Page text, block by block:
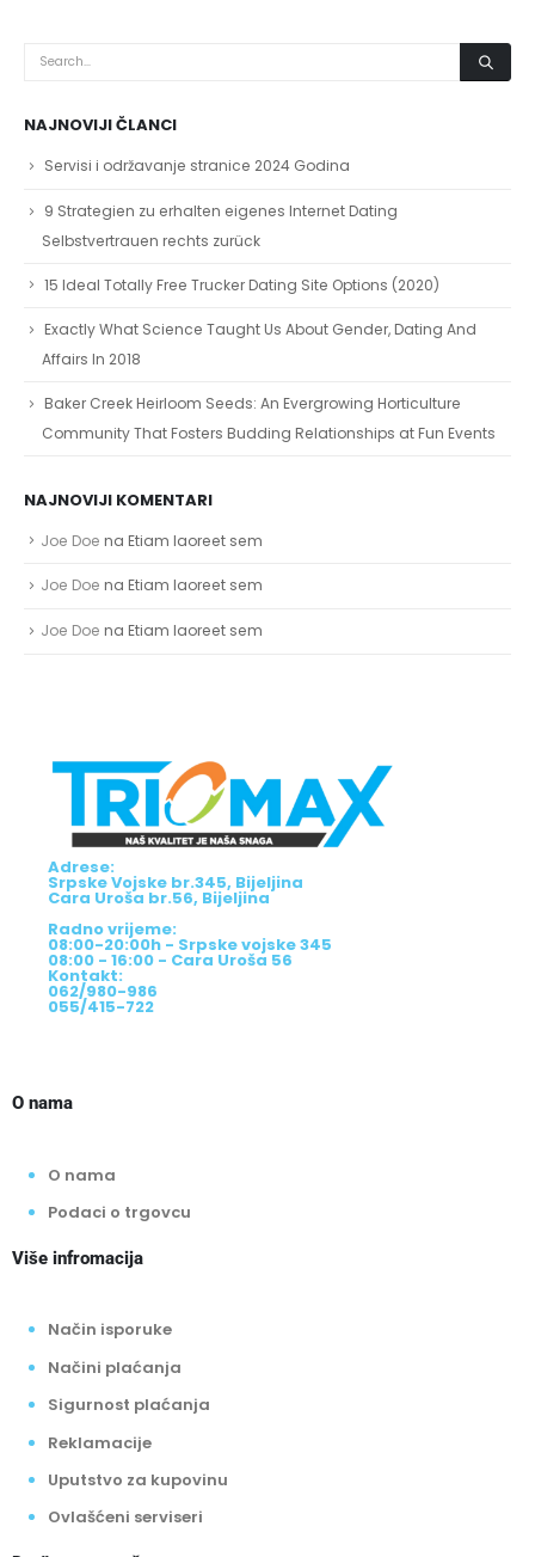
NAJNOVIJI ČLANCI
Servisi i održavanje stranice 2024 Godina
9 Strategien zu erhalten eigenes Internet Dating
Selbstvertrauen rechts zurück
15 Ideal Totally Free Trucker Dating Site Options (2020)
Exactly What Science Taught Us About Gender, Dating And
Affairs In 2018
Baker Creek Heirloom Seeds: An Evergrowing Horticulture
Community That Fosters Budding Relationships at Fun Events
NAJNOVIJI KOMENTARI
Joe Doe na Etiam laoreet sem
Joe Doe na Etiam laoreet sem
Joe Doe na Etiam laoreet sem
Adrese:
Srpske Vojske br.345, Bijeljina
Cara Uroša br.56, Bijeljina
Radno vrijeme:
08:00-20:00h - Srpske vojske 345
08:00 - 16:00 - Cara Uroša 56
Kontakt:
062/980-986
055/415-722
O nama
O nama
Podaci o trgovcu
Više infromacija
Način isporuke
Načini plaćanja
Sigurnost plaćanja
Reklamacije
Uputstvo za kupovinu
Ovlašćeni serviseri